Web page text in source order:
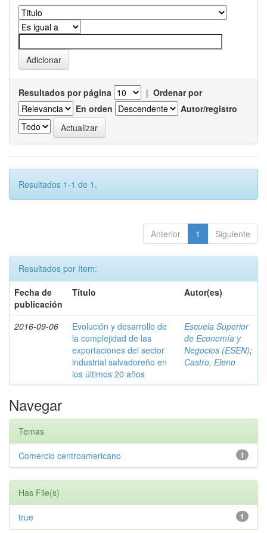
Resultados por página | Ordenar por
En orden
Autor/registro
Resultados 1-1 de 1.
Anterior 1 Siguiente
Resultados por ítem:
Fecha de
publicación
Título Autor(es)
2016-09-06
Evolución y desarrollo de
la complejidad de las
exportaciones del sector
industrial salvadoreño en
los últimos 20 años
Escuela Superior
de Economía y
Negocios (ESEN);
Castro, Eleno
Navegar
Temas
1
Comercio centroamericano
Has File(s)
1
true